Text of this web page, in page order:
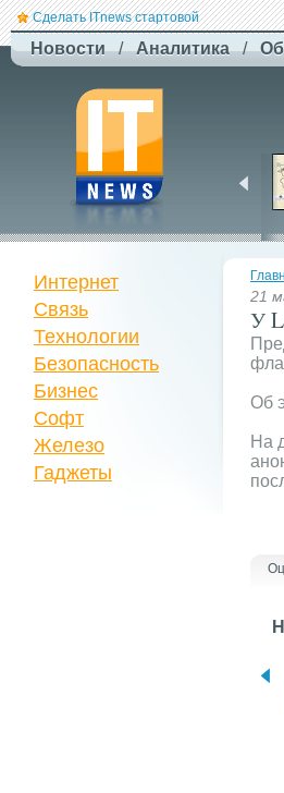
Сделать ITnews стартовой
Новости / Аналитика /
бюджетный дрон F-
Сaptain, который
21
У
Об
На
некоторые подробности о
Интернет
Связь
Технологии
Безопасность
Бизнес
Софт
Железо
Гаджеты